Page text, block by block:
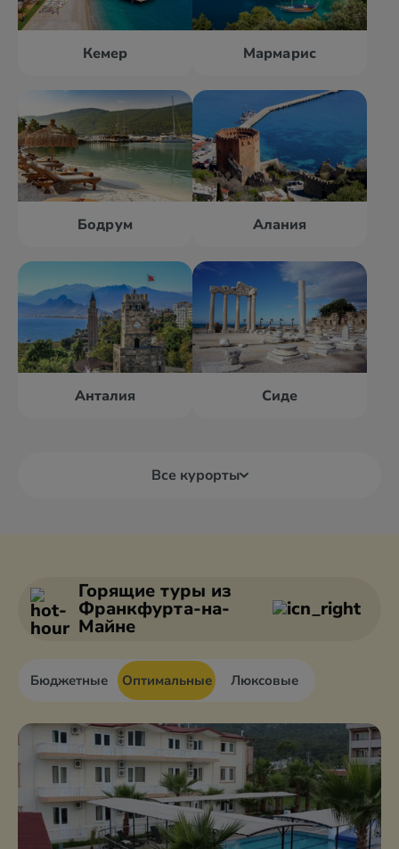
Кемер Мармарис
Бодрум Алания
Анталия Сиде
Все курорты
Анкара
Горящие туры из
Франкфурта-на-
Майне
Бюджетные Оптимальные Люксовые